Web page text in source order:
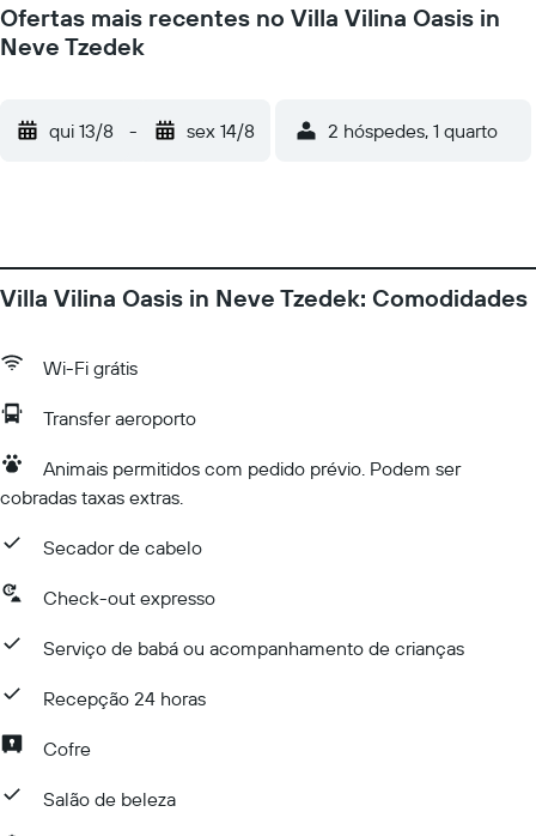
Ofertas mais recentes no Villa Vilina Oasis in
Neve Tzedek
qui 13/8 - sex 14/8 2 hóspedes, 1 quarto
Villa Vilina Oasis in Neve Tzedek: Comodidades
Wi-Fi grátis
Transfer aeroporto
Animais permitidos com pedido prévio. Podem ser
cobradas taxas extras.
Secador de cabelo
Check-out expresso
Serviço de babá ou acompanhamento de crianças
Recepção 24 horas
Cofre
Salão de beleza